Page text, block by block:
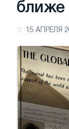
ближе
15 АПРЕЛЯ